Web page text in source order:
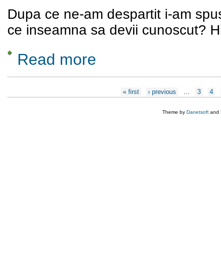
Dupa ce ne-am despartit i-am
ce inseamna sa devii cunoscut?
Read more
« first ‹ previous … 3 4
Theme by Danetsoft and